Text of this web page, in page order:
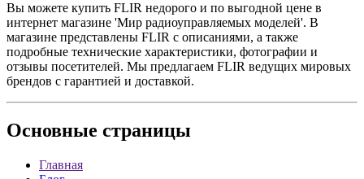
Вы можете купить FLIR недорого и по выгодной цене в
интернет магазине 'Мир радиоуправляемых моделей'. В
магазине представлены FLIR с описаниями, а также
подробные технические характеристики, фотографии и
отзывы посетителей. Мы предлагаем FLIR ведущих мировых
брендов с гарантией и доставкой.
Основные страницы
Главная